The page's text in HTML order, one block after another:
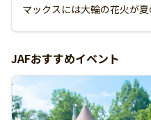
マックスには大輪の花火が夏
JAFおすすめイベント